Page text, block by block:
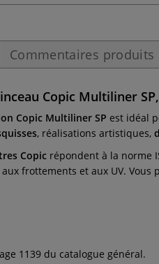
Commentaires produits
Copic Multiliner
Copic Multiliner SP est idéal
, réalisations artistiques,
Copic répondent à la norme
frottements et aux UV. Vous
1139 du catalogue général.